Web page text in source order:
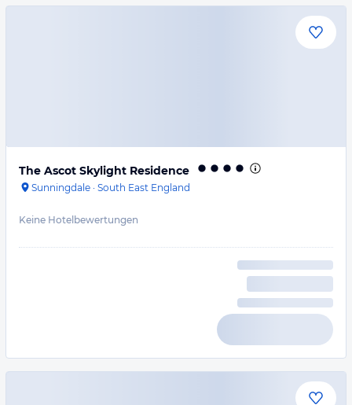
The Ascot Skylight Residence
Sunningdale · South East England
Keine Hotelbewertungen